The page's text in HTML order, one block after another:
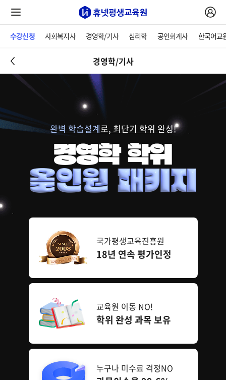
수강신청 사회복지사 경영학/기사 심리학 공인회계사 한국어교
경영학/기사
완벽 학습설계로, 최단기 학위 완성!
국가평생교육진흥원
18년 연속 평가인정
교육원 이동 NO!
학위 완성 과목 보유
누구나 미수료 걱정NO